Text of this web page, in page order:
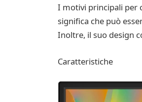
I motivi principali per
significa che può
Inoltre, il suo design
Caratteristiche